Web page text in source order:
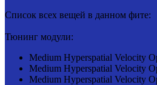
Список всех вещей в данном фите:
Тюнинг модули:
Medium Hyperspatial Velocity
Medium Hyperspatial Velocity
Medium Hyperspatial Velocity